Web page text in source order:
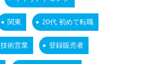
関東 20代 初めて転職
技術営業 登録販売者